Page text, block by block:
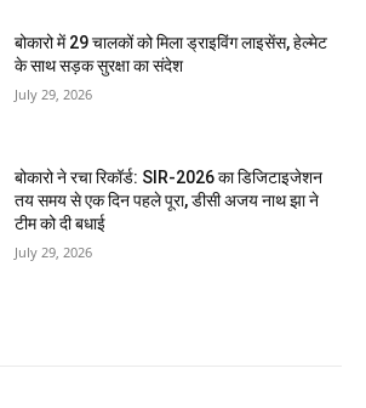
बोकारो में 29 चालकों को मिला ड्राइविंग लाइसेंस, हेल्मेट
के साथ सड़क सुरक्षा का संदेश
July 29, 2026
बोकारो ने रचा रिकॉर्ड: SIR-2026 का डिजिटाइजेशन
तय समय से एक दिन पहले पूरा, डीसी अजय नाथ झा ने
टीम को दी बधाई
July 29, 2026